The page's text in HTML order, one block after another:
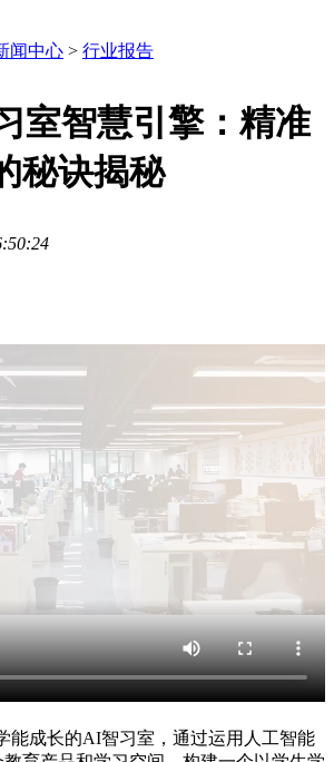
闻中心 > 行业报告
室智慧引擎：精准
秘诀揭秘
能成长的AI智习室，通过运用人工智能